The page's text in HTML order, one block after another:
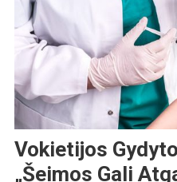
Vokietijos
„Šeimos Gali